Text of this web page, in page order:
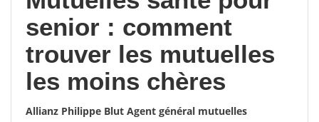
senior : comment
trouver les mutuelles
les moins chères
Allianz Philippe Blut Agent général mutuelles